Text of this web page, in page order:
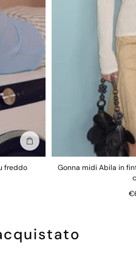
centralizzato nell'UE
facili e più economiche
resi
le mutandine non sono
Aggiungi alla borsa
freddo
Gonna midi Abila in